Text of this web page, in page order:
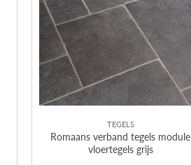
TEGELS
Romaans verband tegels module
vloertegels grijs